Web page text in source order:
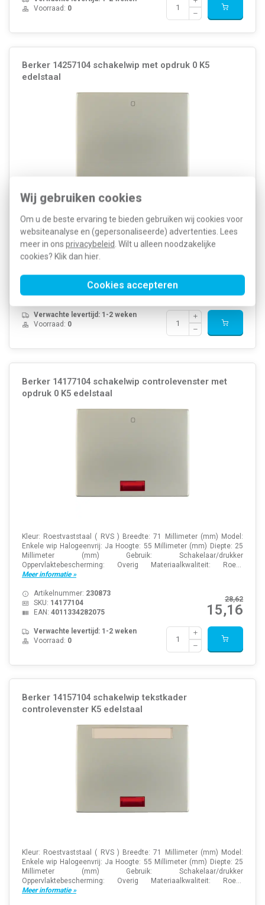
Wij gebruiken cookies
Om u de beste ervaring te bieden gebruiken wij cookies voor
websiteanalyse en (gepersonaliseerde) advertenties. Lees
meer in ons privacybeleid. Wilt u alleen noodzakelijke
cookies? Klik dan hier.
Cookies accepteren
Voorraad: 0
Berker 14257104 schakelwip met opdruk 0 K5
edelstaal
Kleur: Roestvaststaal ( RVS ) Breedte: 71 Millimeter (mm) Model:
Enkele wip Halogeenvrij: Ja Hoogte: 55 Millimeter (mm) Diepte: 25
Millimeter (mm) Gebruik: Schakelaar/drukker
Oppervlaktebescherming: Overig Materiaalkwaliteit: Roe...
Meer informatie »
14,01
Artikelnummer:230871
EAN:4011334282082
Verwachte levertijd: 1-2 weken
Voorraad: 0
Berker 14177104 schakelwip controlevenster met
opdruk 0 K5 edelstaal
Kleur: Roestvaststaal ( RVS ) Breedte: 71 Millimeter (mm) Model:
Enkele wip Halogeenvrij: Ja Hoogte: 55 Millimeter (mm) Diepte: 25
Millimeter (mm) Gebruik: Schakelaar/drukker
Oppervlaktebescherming: Overig Materiaalkwaliteit: Roe...
Meer informatie »
28,62
15,16
Artikelnummer: 230873
SKU: 14177104
EAN: 4011334282075
Verwachte levertijd: 1-2 weken
Voorraad: 0
Berker 14157104 schakelwip tekstkader
controlevenster K5 edelstaal
Kleur: Roestvaststaal ( RVS ) Breedte: 71 Millimeter (mm) Model:
Enkele wip Halogeenvrij: Ja Hoogte: 55 Millimeter (mm) Diepte: 25
Millimeter (mm) Gebruik: Schakelaar/drukker
Oppervlaktebescherming: Overig Materiaalkwaliteit: Roe...
Meer informatie »